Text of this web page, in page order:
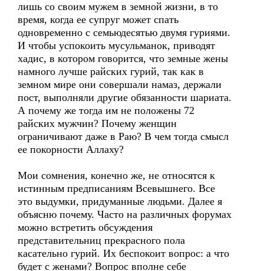
лишь со своим мужем в земной жизни, в то
время, когда ее супруг может спать
одновременно с семьюдесятью двумя гуриями.
И чтобы успокоить мусульманок, приводят
хадис, в котором говорится, что земные жены
намного лучше райских гурий, так как в
земном мире они совершали намаз, держали
пост, выполняли другие обязанности шариата.
А почему же тогда им не положены 72
райских мужчин? Почему женщин
ограничивают даже в Раю? В чем тогда смысл
ее покорности Аллаху?
Мои сомнения, конечно же, не относятся к
истинным предписаниям Всевышнего. Все
это выдумки, придуманные людьми. Далее я
объясню почему. Часто на различных форумах
можно встретить обсуждения
представительниц прекрасного пола
касательно гурий. Их беспокоит вопрос: а что
будет с женами? Вопрос вполне себе